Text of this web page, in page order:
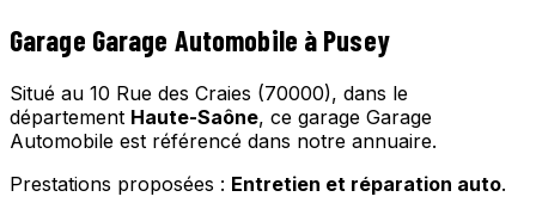
Garage Garage Automobile à Pusey
Situé au 10 Rue des Craies (70000), dans le
département Haute-Saône, ce garage Garage
Automobile est référencé dans notre annuaire.
Prestations proposées : Entretien et réparation auto.